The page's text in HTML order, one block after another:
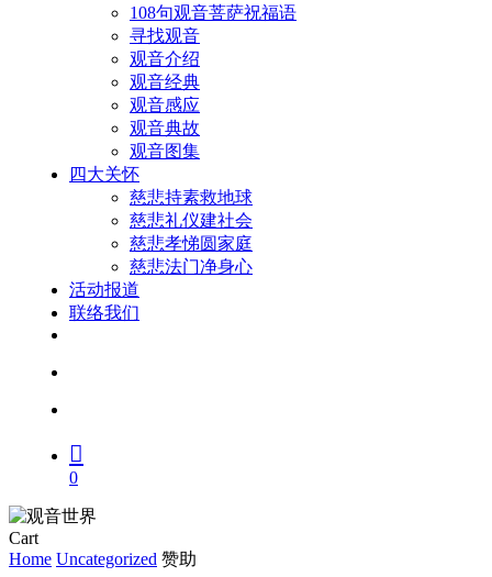
108句观音菩萨祝福语
寻找观音
观音介绍
观音经典
观音感应
观音典故
观音图集
四大关怀
慈悲持素救地球
慈悲礼仪建社会
慈悲孝悌圆家庭
慈悲法门净身心
活动报道
联络我们
0
CartClose
Cart
Home Uncategorized 赞助